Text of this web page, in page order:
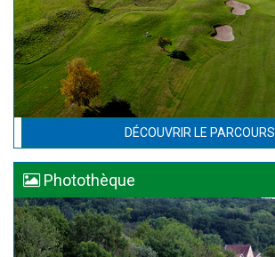
DÉCOUVRIR LE PARCOURS
Photothèque